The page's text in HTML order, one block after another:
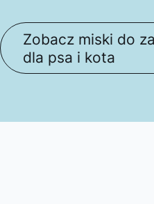
Zobacz miski do
dla psa i kota